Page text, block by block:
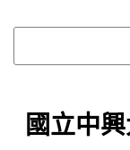
國立中